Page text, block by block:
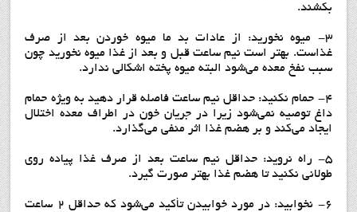
بکشند.
۳- میوه نخورید: از عادات بد ما میوه خوردن بعد از صرف
غذاست. بهتر است نیم ساعت قبل و بعد از غذا میوه نخورید چون
سبب نفخ معده می‌شود البته میوه پخته اشکالی ندارد.
4- حمام نکنید: حداقل نیم ساعت فاصله قرار دهید به ویژه حمام
داغ توصیه نمی‌شود زیرا در جریان خون در اطراف معده اختلال
ایجاد می‌کند و بر هضم غذا اثر منفی می‌گذارد.
5- راه نروید: حداقل نیم ساعت بعد از صرف غذا پیاده روی
طولانی نکنید تا هضم غذا بهتر صورت گیرد.
6- نخوابید: در مورد خوابیدن تأکید می‌شود که حداقل ۲ ساعت